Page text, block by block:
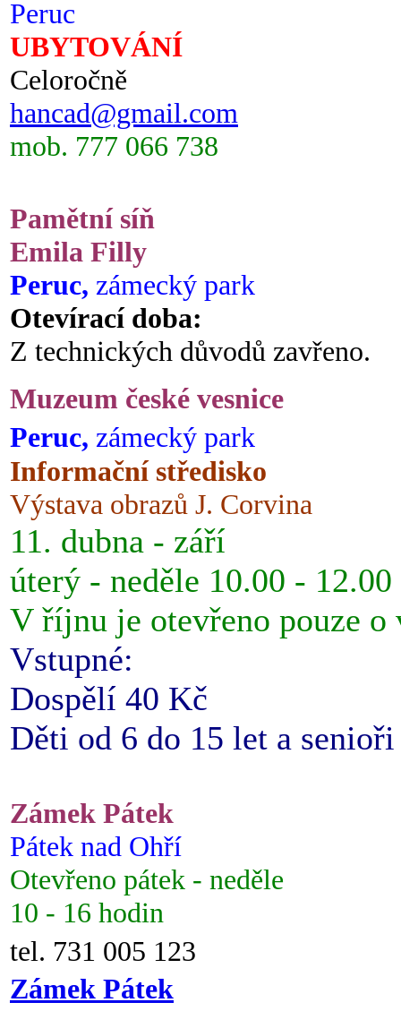
Peruc
UBYTOVÁNÍ
Celoročně
hancad@gmail.com
mob. 777 066 738
Pamětní síň
Emila Filly
Peruc, zámecký park
Otevírací doba:
Z technických důvodů zavřeno.
Muzeum české vesnice
Peruc, zámecký park
Informační středisko
Výstava obrazů J. Corvina
11. dubna - září
úterý - neděle 10.00 -
V říjnu je otevřeno pouze o
Vstupné:
Dospělí 40 Kč
Děti od 6 do 15 let a
Zámek Pátek
Pátek nad Ohří
Otevřeno pátek - neděle
10 - 16 hodin
tel. 731 005 123
Zámek Pátek